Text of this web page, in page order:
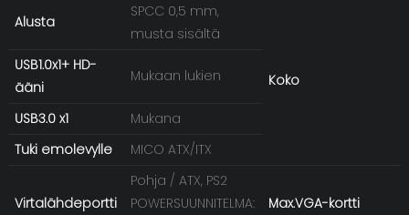
Alusta
SPCC 0,5 mm,
musta sisältä
Koko
USB1.0x1+ HD-
ääni
Mukaan lukien
USB3.0 x1
Mukana
Tuki emolevylle
MICO ATX/ITX
Virtalähdeportti
Pohja / ATX, PS2
POWERSUUNNITELMA:
Max.VGA-kortti